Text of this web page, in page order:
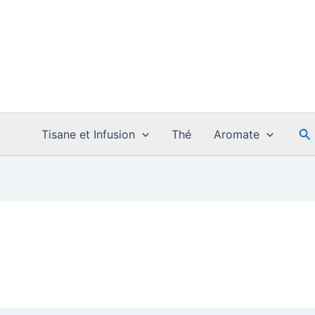
Tisane et Infusion Thé Aromate